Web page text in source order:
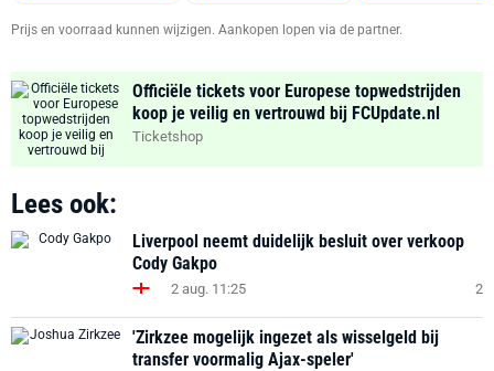
Prijs en voorraad kunnen wijzigen. Aankopen lopen via de partner.
Officiële tickets voor Europese topwedstrijden
koop je veilig en vertrouwd bij FCUpdate.nl
Ticketshop
Lees ook:
Liverpool neemt duidelijk besluit over verkoop
Cody Gakpo
2 aug. 11:25 2
'Zirkzee mogelijk ingezet als wisselgeld bij
transfer voormalig Ajax-speler'